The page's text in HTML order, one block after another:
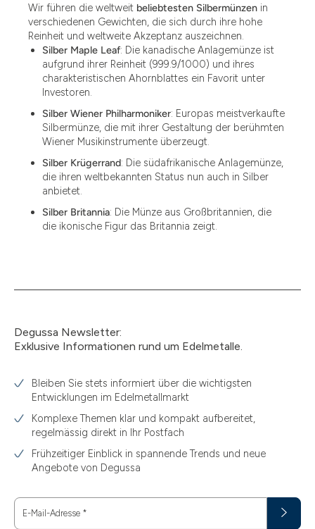
Wir führen die weltweit beliebtesten Silbermünzen in
verschiedenen Gewichten, die sich durch ihre hohe
Reinheit und weltweite Akzeptanz auszeichnen.
Silber Maple Leaf: Die kanadische Anlagemünze ist
aufgrund ihrer Reinheit (999.9/1000) und ihres
charakteristischen Ahornblattes ein Favorit unter
Investoren.
Silber Wiener Philharmoniker: Europas meistverkaufte
Silbermünze, die mit ihrer Gestaltung der berühmten
Wiener Musikinstrumente überzeugt.
Silber Krügerrand: Die südafrikanische Anlagemünze,
die ihren weltbekannten Status nun auch in Silber
anbietet.
Silber Britannia: Die Münze aus Großbritannien, die
die ikonische Figur das Britannia zeigt.
Degussa Newsletter:
Exklusive Informationen rund um Edelmetalle.
Bleiben Sie stets informiert über die wichtigsten
Entwicklungen im Edelmetallmarkt
Komplexe Themen klar und kompakt aufbereitet,
regelmässig direkt in Ihr Postfach
Frühzeitiger Einblick in spannende Trends und neue
Angebote von Degussa
E-Mail-Adresse *